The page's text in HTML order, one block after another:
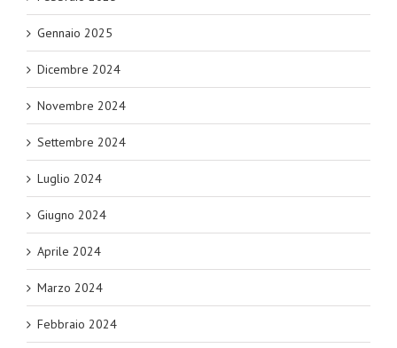
Gennaio 2025
Dicembre 2024
Novembre 2024
Settembre 2024
Luglio 2024
Giugno 2024
Aprile 2024
Marzo 2024
Febbraio 2024